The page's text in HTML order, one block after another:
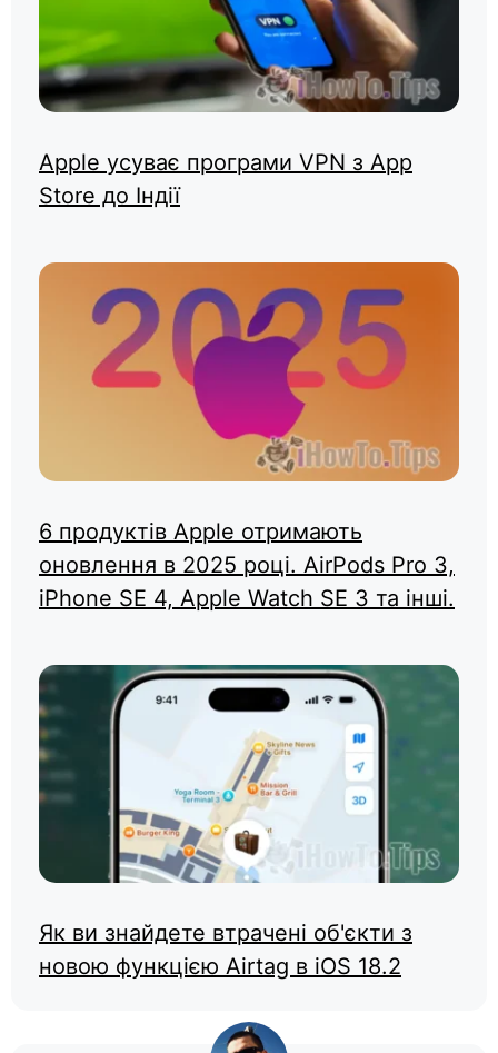
Apple усуває програми VPN з App
Store до Індії
6 продуктів Apple отримають
оновлення в 2025 році. AirPods Pro 3,
iPhone SE 4, Apple Watch SE 3 та інші.
Як ви знайдете втрачені об'єкти з
новою функцією Airtag в iOS 18.2